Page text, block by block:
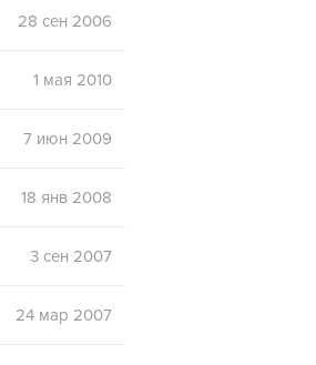
28 сен 2006
1 мая 2010
7 июн 2009
18 янв 2008
3 сен 2007
24 мар 2007